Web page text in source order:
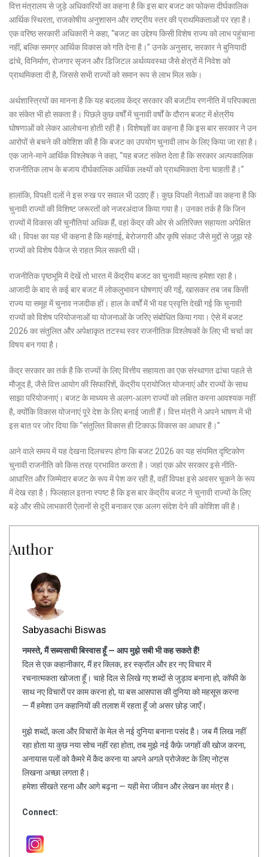
वित्त मंत्रालय से जुड़े अधिकारियों का कहना है कि इस बार बजट का फोकस दीर्घकालिक
आर्थिक स्थिरता, राजकोषीय अनुशासन और राष्ट्रीय स्तर की प्राथमिकताओं पर रहा है।
एक वरिष्ठ सरकारी अधिकारी ने कहा, “बजट का उद्देश्य किसी विशेष राज्य को लाभ पहुंचाना
नहीं, बल्कि समग्र आर्थिक विकास को गति देना है।” उनके अनुसार, सरकार ने बुनियादी
ढांचे, विनिर्माण, रोजगार सृजन और डिजिटल अर्थव्यवस्था जैसे क्षेत्रों में निवेश को
प्राथमिकता दी है, जिससे सभी राज्यों को समान रूप से लाभ मिल सके।
अर्थशास्त्रियों का मानना है कि यह बदलाव केंद्र सरकार की बजटीय रणनीति में परिपक्वता
का संकेत भी हो सकता है। पिछले कुछ वर्षों में चुनावी वर्षों के दौरान बजट में क्षेत्रीय
घोषणाओं को लेकर आलोचना होती रही है। विशेषज्ञों का कहना है कि इस बार सरकार ने उन
आरोपों से बचने की कोशिश की है कि बजट का उपयोग चुनावी लाभ के लिए किया जा रहा है।
एक जाने-माने आर्थिक विश्लेषक ने कहा, “यह बजट संकेत देता है कि सरकार अल्पकालिक
राजनीतिक लाभ के बजाय दीर्घकालिक आर्थिक लक्ष्यों को प्राथमिकता देना चाहती है।”
हालांकि, विपक्षी दलों ने इस रुख पर सवाल भी उठाए हैं। कुछ विपक्षी नेताओं का कहना है कि
चुनावी राज्यों की विशिष्ट जरूरतों को नजरअंदाज किया गया है। उनका तर्क है कि जिन
राज्यों में विकास की चुनौतियां अधिक हैं, वहां केंद्र की ओर से अतिरिक्त सहायता अपेक्षित
थी। विपक्ष का यह भी कहना है कि महंगाई, बेरोजगारी और कृषि संकट जैसे मुद्दों से जूझ रहे
राज्यों को विशेष पैकेज से राहत मिल सकती थी।
राजनीतिक पृष्ठभूमि में देखें तो भारत में केंद्रीय बजट का चुनावी महत्व हमेशा रहा है।
आजादी के बाद से कई बार बजट में लोकलुभावन घोषणाएं की गईं, खासकर तब जब किसी
राज्य या समूह में चुनाव नजदीक हों। हाल के वर्षों में भी यह प्रवृत्ति देखी गई कि चुनावी
राज्यों को विशेष परियोजनाओं या योजनाओं के जरिए संबोधित किया गया। ऐसे में बजट
2026 का संतुलित और अपेक्षाकृत तटस्थ स्वर राजनीतिक विश्लेषकों के लिए भी चर्चा का
विषय बन गया है।
केंद्र सरकार का तर्क है कि राज्यों के लिए वित्तीय सहायता का एक संस्थागत ढांचा पहले से
मौजूद है, जैसे वित्त आयोग की सिफारिशें, केंद्रीय प्रायोजित योजनाएं और राज्यों के साथ
साझा परियोजनाएं। बजट के माध्यम से अलग-अलग राज्यों को लक्षित करना आवश्यक नहीं
है, क्योंकि विकास योजनाएं पूरे देश के लिए बनाई जाती हैं। वित्त मंत्री ने अपने भाषण में भी
इस बात पर जोर दिया कि “संतुलित विकास ही टिकाऊ विकास का आधार है।”
आने वाले समय में यह देखना दिलचस्प होगा कि बजट 2026 का यह संयमित दृष्टिकोण
चुनावी राजनीति को किस तरह प्रभावित करता है। जहां एक ओर सरकार इसे नीति-
आधारित और जिम्मेदार बजट के रूप में पेश कर रही है, वहीं विपक्ष इसे अवसर चूकने के रूप
में देख रहा है। फिलहाल इतना स्पष्ट है कि इस बार केंद्रीय बजट ने चुनावी राज्यों के लिए
बड़े और सीधे लाभकारी ऐलानों से दूरी बनाकर एक अलग संदेश देने की कोशिश की है।
Author
Sabyasachi Biswas
नमस्ते, मैं सब्यसाची बिस्वास हूँ — आप मुझे सबी भी कह सकते हैं!
दिल से एक कहानीकार, मैं हर क्लिक, हर स्क्रॉल और हर नए विचार में
रचनात्मकता खोजता हूँ। चाहे दिल से लिखे गए शब्दों से जुड़ाव बनाना हो, कॉफी के
साथ नए विचारों पर काम करना हो, या बस आसपास की दुनिया को महसूस करना
— मैं हमेशा उन कहानियों की तलाश में रहता हूँ जो असर छोड़ जाएँ।
मुझे शब्दों, कला और विचारों के मेल से नई दुनिया बनाना पसंद है। जब मैं लिख नहीं
रहा होता या कुछ नया सोच नहीं रहा होता, तब मुझे नई कैफ़े जगहों की खोज करना,
अनायास पलों को कैमरे में कैद करना या अपने अगले प्रोजेक्ट के लिए नोट्स
लिखना अच्छा लगता है।
हमेशा सीखते रहना और आगे बढ़ना — यही मेरा जीवन और लेखन का मंत्र है।
Connect: